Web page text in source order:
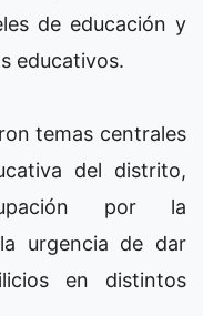
de educación y
educativos.
temas centrales
del distrito,
por la
urgencia de dar
en distintos